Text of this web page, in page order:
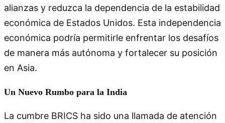
alianzas y reduzca la dependencia de la estabilidad
económica de Estados Unidos. Esta independencia
económica podría permitirle enfrentar los desafíos
de manera más autónoma y fortalecer su posición
en Asia.
Un Nuevo Rumbo para la India
La cumbre BRICS ha sido una llamada de atención